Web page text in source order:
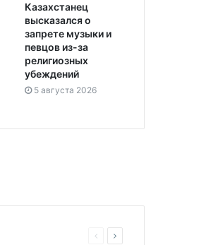
Казахстанец
высказался о
запрете музыки и
певцов из-за
религиозных
убеждений
5 августа 2026